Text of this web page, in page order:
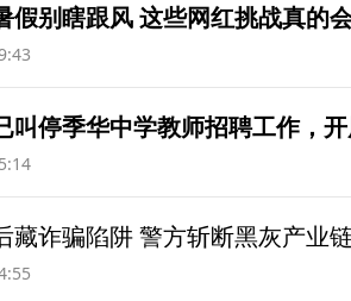
假别瞎跟风 这些网红挑战真的
叫停季华中学教师招聘工作，
藏诈骗陷阱 警方斩断黑灰产业